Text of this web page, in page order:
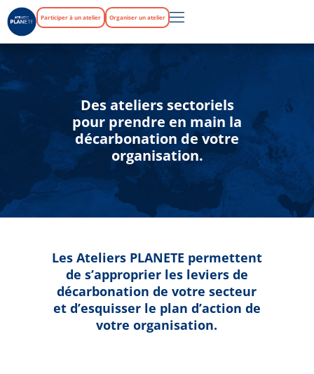
Participer à un atelier Organiser un atelier
Des ateliers sectoriels
pour prendre en main la
décarbonation de votre
organisation.
Les Ateliers PLANETE permettent
de s’approprier les leviers de
décarbonation de votre secteur
et d’esquisser le plan d’action de
votre organisation.